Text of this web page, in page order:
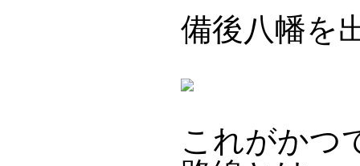
備後八幡を
これがかつ